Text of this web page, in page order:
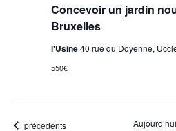
Concevoir un jardin
Bruxelles
l'Usine40 rue du Doyenné,
550€
Évènements
précédents Aujourd’hui